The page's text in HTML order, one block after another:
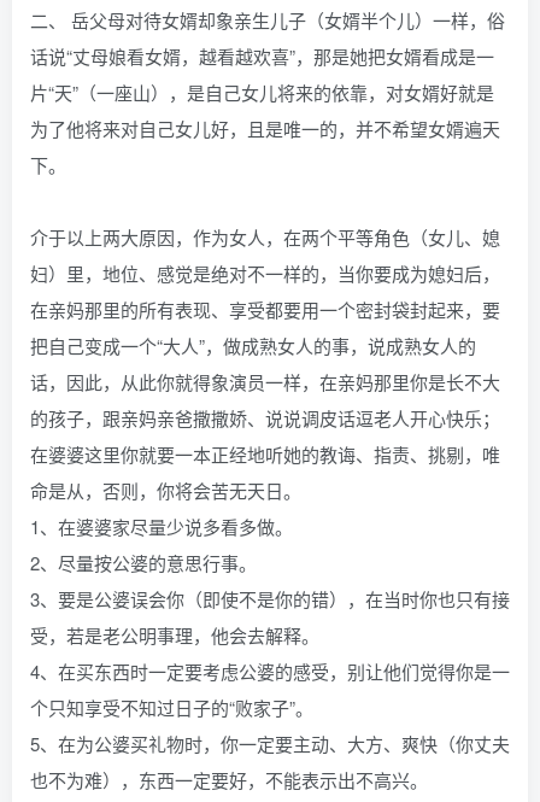
二、 岳父母对待女婿却象亲生儿子（女婿半个儿）一样，俗
话说“丈母娘看女婿，越看越欢喜”，那是她把女婿看成是一
片“天”（一座山），是自己女儿将来的依靠，对女婿好就是
为了他将来对自己女儿好，且是唯一的，并不希望女婿遍天
下。
介于以上两大原因，作为女人，在两个平等角色（女儿、媳
妇）里，地位、感觉是绝对不一样的，当你要成为媳妇后，
在亲妈那里的所有表现、享受都要用一个密封袋封起来，要
把自己变成一个“大人”，做成熟女人的事，说成熟女人的
话，因此，从此你就得象演员一样，在亲妈那里你是长不大
的孩子，跟亲妈亲爸撒撒娇、说说调皮话逗老人开心快乐；
在婆婆这里你就要一本正经地听她的教诲、指责、挑剔，唯
命是从，否则，你将会苦无天日。
1、在婆婆家尽量少说多看多做。
2、尽量按公婆的意思行事。
3、要是公婆误会你（即使不是你的错），在当时你也只有接
受，若是老公明事理，他会去解释。
4、在买东西时一定要考虑公婆的感受，别让他们觉得你是一
个只知享受不知过日子的“败家子”。
5、在为公婆买礼物时，你一定要主动、大方、爽快（你丈夫
也不为难），东西一定要好，不能表示出不高兴。